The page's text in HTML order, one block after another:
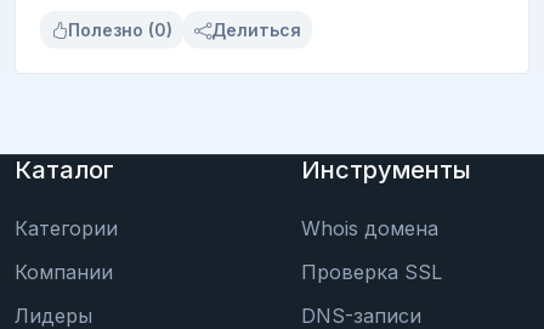
Полезно (0) Делиться
Каталог
Категории
Компании
Лидеры
Инструменты
Whois домена
Проверка SSL
DNS-записи